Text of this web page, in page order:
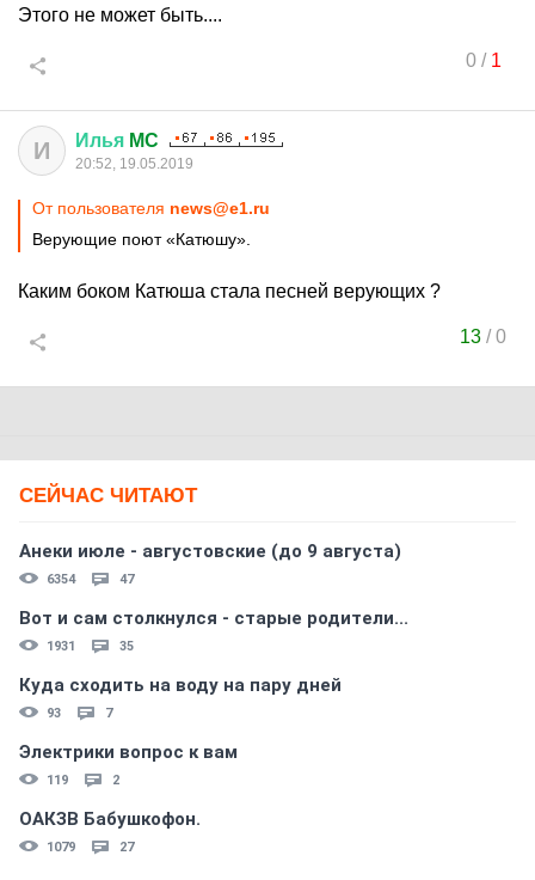
Этого не может быть....
0/ 1
И Илья MC
20:52, 19.05.2019
От пользователя news@e1.ru
Верующие поют «Катюшу».
Каким боком Катюша стала песней верующих ?
13 /0
СЕЙЧАС ЧИТАЮТ
Анеки июле - августовские (до 9 августа)
6354 47
Вот и сам столкнулся - старые родители...
1931 35
Куда сходить на воду на пару дней
93 7
Электрики вопрос к вам
119 2
ОАКЗВ Бабушкофон.
1079 27